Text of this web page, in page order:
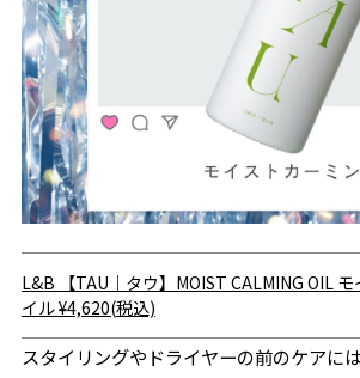
L&B
【TAU｜タウ】MOIST CALMING OIL
イル¥4,620(税込)
スタイリングやドライヤーの前のケアに